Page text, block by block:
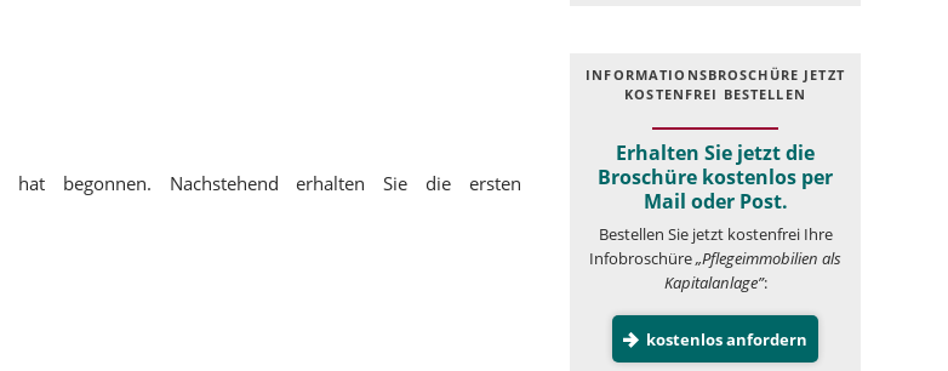
hat begonnen. Nachstehend erhalten Sie die ersten
INFOR­MATIONS­BROSCHÜRE JETZT
KOSTEN­FREI BESTELLEN
Erhalten Sie jetzt die
Broschüre kostenlos per
Mail oder Post.
Bestellen Sie jetzt kostenfrei Ihre
Infobroschüre„Pflegeimmobilien als
Kapitalanlage”:
kostenlos anfordern